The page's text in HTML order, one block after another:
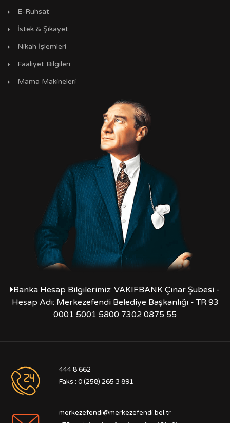
E-Ruhsat
İstek & Şikayet
Nikah İşlemleri
Faaliyet Bilgileri
Mama Makineleri
Banka Hesap Bilgilerimiz: VAKIFBANK Çınar Şubesi -
Hesap Adı: Merkezefendi Belediye Başkanlığı - TR 93
0001 5001 5800 7302 0875 55
444 8 662
Faks : 0 (258) 265 3 891
merkezefendi@merkezefendi.bel.tr